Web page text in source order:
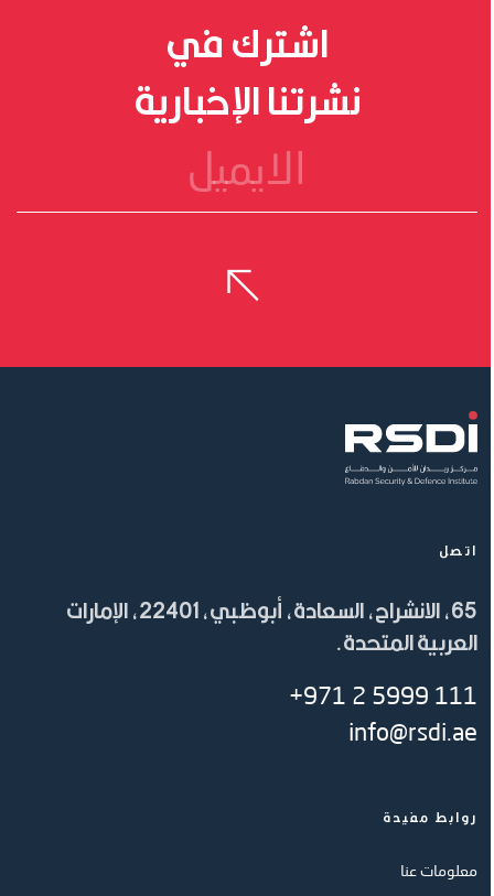
اشترك في
نشرتنا الإخبارية
اتصل
65، الانشراح، السعادة، أبوظبي، 22401، الإمارات
العربية المتحدة.
+971 2 5999 111
info@rsdi.ae
روابط مفيدة
معلومات عنا